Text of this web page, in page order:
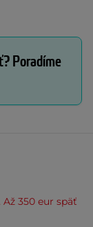
Poradíme
350 eur späť